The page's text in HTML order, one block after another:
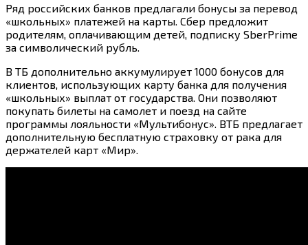
Ряд российских банков предлагали бонусы за перевод
«школьных» платежей на карты. Сбер предложит
родителям, оплачивающим детей, подписку SberPrime
за символический рубль.
В ТБ дополнительно аккумулирует 1000 бонусов для
клиентов, использующих карту банка для получения
«школьных» выплат от государства. Они позволяют
покупать билеты на самолет и поезд на сайте
программы лояльности «Мультибонус». ВТБ предлагает
дополнительную бесплатную страховку от рака для
держателей карт «Мир».